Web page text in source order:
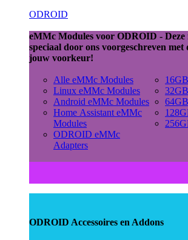
ODROID
eMMc Modules voor ODROID - Deze
speciaal door ons voorgeschreven
jouw voorkeur!
Alle eMMc Modules
Linux eMMc Modules
Android eMMc Modules
Home Assistant eMMc
Modules
ODROID eMMc
Adapters
ODROID Accessoires en Addons